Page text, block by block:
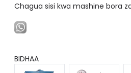
Chagua sisi kwa mashine bora
BIDHAA